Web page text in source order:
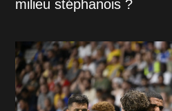
milieu stéphanois ?